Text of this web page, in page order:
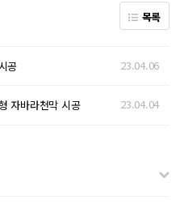
목록
공 23.04.06
자바라천막 시공 23.04.04